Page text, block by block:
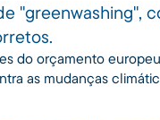
"greenwashing",
do orçamento
as mudanças